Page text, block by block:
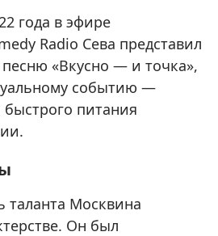
года в эфире
Radio Сева представил
«Вкусно — и точка»,
событию —
быстрого питания
таланта Москвина
Он был